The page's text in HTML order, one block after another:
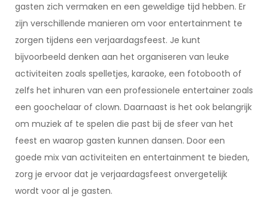
gasten zich vermaken en een geweldige tijd hebben. Er
zijn verschillende manieren om voor entertainment te
zorgen tijdens een verjaardagsfeest. Je kunt
bijvoorbeeld denken aan het organiseren van leuke
activiteiten zoals spelletjes, karaoke, een fotobooth of
zelfs het inhuren van een professionele entertainer zoals
een goochelaar of clown. Daarnaast is het ook belangrijk
om muziek af te spelen die past bij de sfeer van het
feest en waarop gasten kunnen dansen. Door een
goede mix van activiteiten en entertainment te bieden,
zorg je ervoor dat je verjaardagsfeest onvergetelijk
wordt voor al je gasten.